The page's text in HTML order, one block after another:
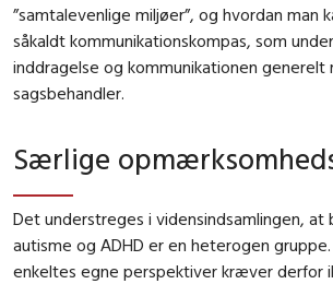
”samtalevenlige miljøer”, og hvordan man
såkaldt kommunikationskompas, som
inddragelse og kommunikationen generelt
sagsbehandler.
Særlige
Det understreges i vidensindsamlingen, at
autisme og ADHD er en heterogen
enkeltes egne perspektiver kræver derfor